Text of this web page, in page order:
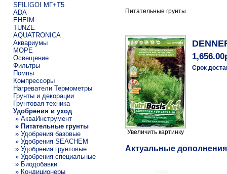
SFILIGOI МГ+Т5
ADA
EHEIM
TUNZE
AQUATRONICA
Аквариумы
МОРЕ
Освещение
Фильтры
Помпы
Компрессоры
Нагреватели Термометры
Грунты и декорации
Грунтовая техника
Удобрения и уход
» АкваИнструмент
» Питательные грунты
» Удобрения базовые
» Удобрения SEACHEM
» Удобрения грунтовые
» Удобрения специальные
» Биодобавки
» Кондиционеры
Питательные грунты
Увеличить картинку
Срок
Актуальные дополнения